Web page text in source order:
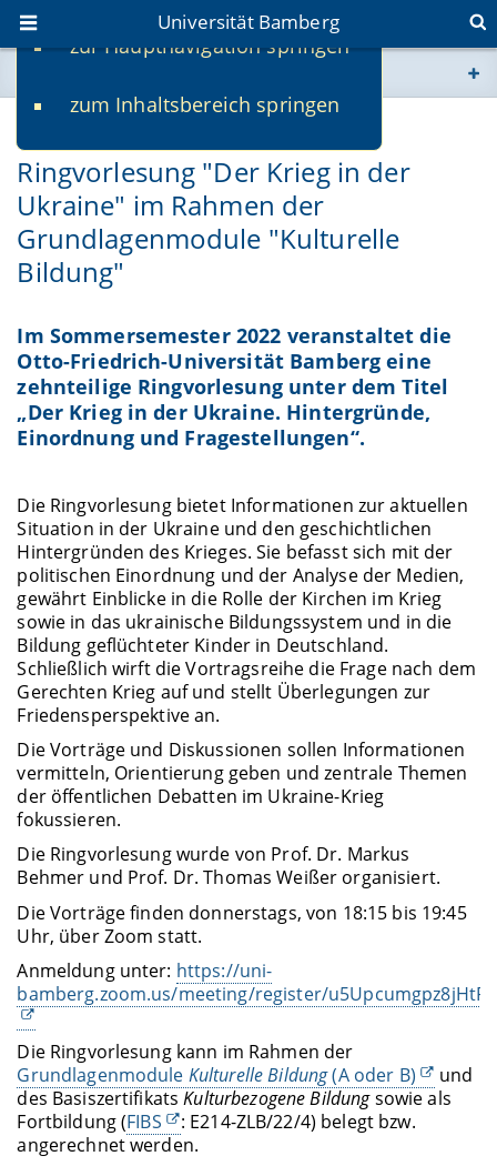
zur Hauptnavigation springen
zum Inhaltsbereich springen
Universität Bamberg
www.uni-bamberg.de
univis.uni-bamberg.de
fis.uni-bamberg.de
Ringvorlesung "Der Krieg in der
Ukraine" im Rahmen der
Grundlagenmodule "Kulturelle
Bildung"
Im Sommersemester 2022 veranstaltet die
Otto-Friedrich-Universität Bamberg eine
zehnteilige Ringvorlesung unter dem Titel
„Der Krieg in der Ukraine. Hintergründe,
Einordnung und Fragestellungen“.
Die Ringvorlesung bietet Informationen zur aktuellen
Situation in der Ukraine und den geschichtlichen
Hintergründen des Krieges. Sie befasst sich mit der
politischen Einordnung und der Analyse der Medien,
gewährt Einblicke in die Rolle der Kirchen im Krieg
sowie in das ukrainische Bildungssystem und in die
Bildung geflüchteter Kinder in Deutschland.
Schließlich wirft die Vortragsreihe die Frage nach dem
Gerechten Krieg auf und stellt Überlegungen zur
Friedensperspektive an.
Die Vorträge und Diskussionen sollen Informationen
vermitteln, Orientierung geben und zentrale Themen
der öffentlichen Debatten im Ukraine-Krieg
fokussieren.
Die Ringvorlesung wurde von Prof. Dr. Markus
Behmer und Prof. Dr. Thomas Weißer organisiert.
Die Vorträge finden donnerstags, von 18:15 bis 19:45
Uhr, über Zoom statt.
Anmeldung unter: https://uni-
bamberg.zoom.us/meeting/register/
Die Ringvorlesung kann im Rahmen der
Grundlagenmodule Kulturelle Bildung(A oder B)
und
des BasiszertifikatsKulturbezogene Bildungsowie als
Fortbildung (FIBS
: E214-ZLB/22/4) belegt bzw.
angerechnet werden.